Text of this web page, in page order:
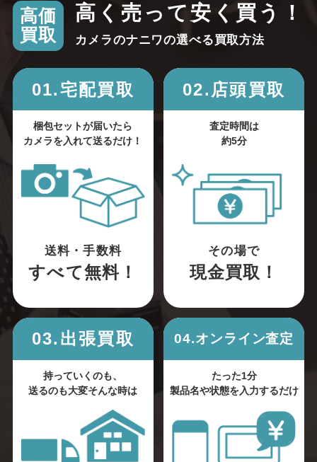
高価
買取
高く売って安く買う！
カメラのナニワの選べる買取方法
01.宅配買取
梱包セットが届いたら
カメラを入れて送るだけ！
送料・手数料
すべて無料！
02.店頭買取
査定時間は
約5分
その場で
現金買取！
03.出張買取
持っていくのも、
送るのも大変そんな時は
04.オンライン査定
たった1分
製品名や状態を入力するだけ